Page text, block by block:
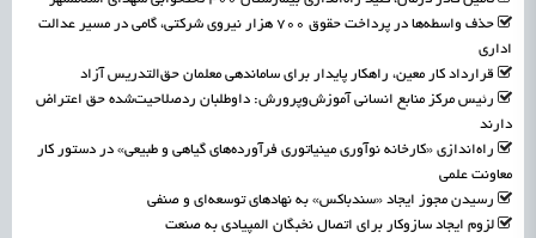
حذف واسطه‌ها در پرداخت حقوق ۷۰۰ هزار نیروی شرکتی، گامی در مسیر عدالت
اداری
قرارداد کار معین، راهکار پایدار برای ساماندهی معلمان حق‌التدریس آزاد
رئیس مرکز منابع انسانی آموزش‌وپرورش: داوطلبان ردصلاحیت‌شده حق اعتراض
دارند
راه‌اندازی «کارخانه نوآوری مینیاتوری فرآورده‌های گیاهی و طبیعی» در دستور کار
معاونت علمی
رسیدن مجوز ایجاد «سندباکس» به نهادهای توسعه‌ای و صنفی
لزوم ایجاد سازوکار برای اتصال نخبگان المپیادی به صنعت